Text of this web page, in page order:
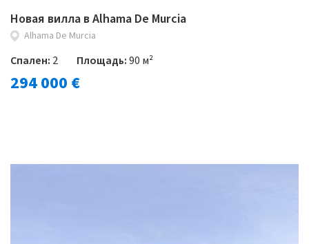
Новая вилла в Alhama De Murcia
Alhama De Murcia
Спален: 2 Площадь:90 м²
294 000 €